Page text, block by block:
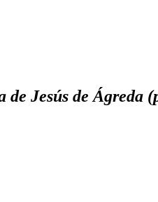
Jesús de Ágreda